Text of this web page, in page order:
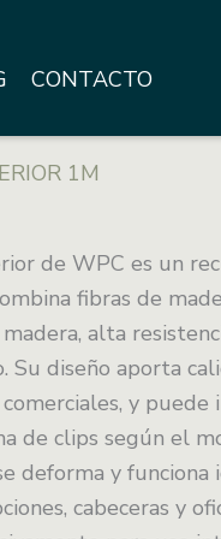
CONTACTO
1M
de WPC es un
fibras de
alta
Su diseño aporta
y
de clips según el
deforma y
cabeceras y